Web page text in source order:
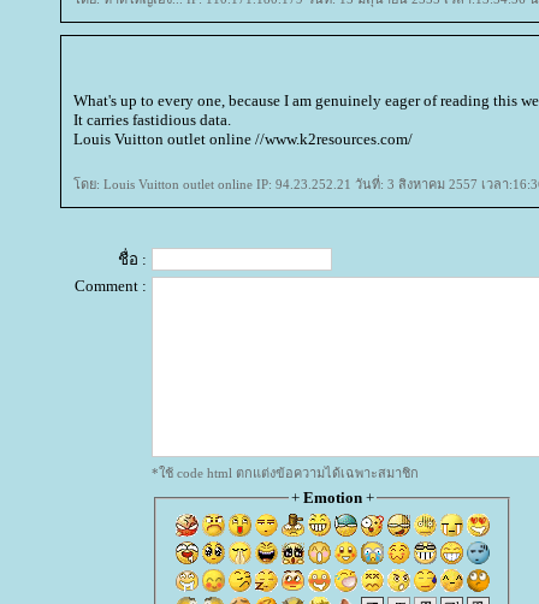
What's up to every one, because I am genuinely eager of reading this
It carries fastidious data.
Louis Vuitton outlet online //www.k2resources.com/
ดย: Louis Vuitton outlet online IP: 94.23.252.21 วันที่: 3 สิงหาคม 2557 เวลา
ชื่อ :
Comment :
*ใช้ code html ตกแต่งข้อความได้เฉพาะสมาชิก
+ Emotion+